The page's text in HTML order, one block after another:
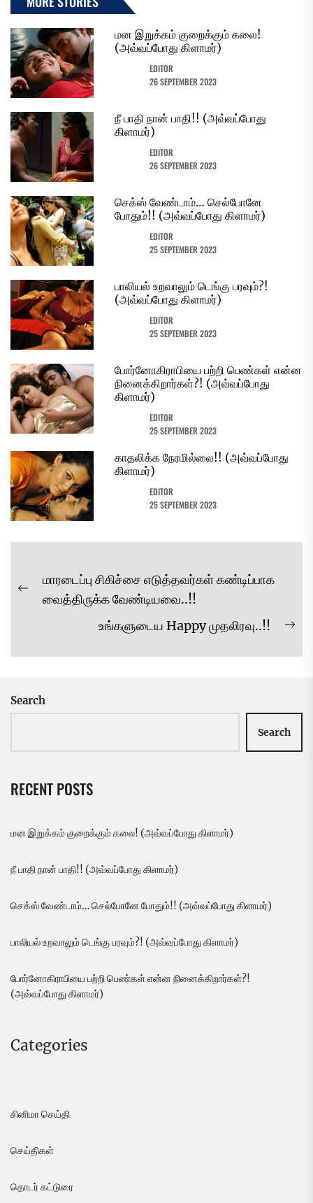
மன இறுக்கம் குறைக்கும் கலை!
(அவ்வப்போது கிளாமர்)
EDITOR
26 SEPTEMBER 2023
நீ பாதி நான் பாதி!! (அவ்வப்போது
கிளாமர்)
EDITOR
26 SEPTEMBER 2023
செக்ஸ் வேண்டாம்… செல்போனே
போதும்!! (அவ்வப்போது கிளாமர்)
EDITOR
25 SEPTEMBER 2023
பாலியல் உறவாலும் டெங்கு பரவும்?!
(அவ்வப்போது கிளாமர்)
EDITOR
25 SEPTEMBER 2023
போர்னோகிராபியை பற்றி பெண்கள் என்ன
நினைக்கிறார்கள்?! (அவ்வப்போது
கிளாமர்)
EDITOR
25 SEPTEMBER 2023
காதலிக்க நேரமில்லை!! (அவ்வப்போது
கிளாமர்)
EDITOR
25 SEPTEMBER 2023
Post
navigation
Previous
மாரடைப்பு சிகிச்சை எடுத்தவர்கள் கண்டிப்பாக
வைத்திருக்க வேண்டியவை..!!
உங்களுடைய Happy முதலிரவு..!!
Search
Search
RECENT POSTS
மன இறுக்கம் குறைக்கும் கலை! (அவ்வப்போது கிளாமர்)
நீ பாதி நான் பாதி!! (அவ்வப்போது கிளாமர்)
செக்ஸ் வேண்டாம்… செல்போனே போதும்!! (அவ்வப்போது கிளாமர்)
பாலியல் உறவாலும் டெங்கு பரவும்?! (அவ்வப்போது கிளாமர்)
போர்னோகிராபியை பற்றி பெண்கள் என்ன நினைக்கிறார்கள்?!
(அவ்வப்போது கிளாமர்)
Categories
சினிமா செய்தி
செய்திகள்
தொடர் கட்டுரை